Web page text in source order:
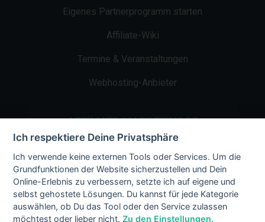
Eigenes Partnerprogramm starten
Affiliate-Wiki
Termine & Veranstaltungen
Webhosting-Anbieter
AFFILIATE-MARKETING.DE
Impressum
Kontakt
Datenschutz
Ich respektiere Deine Privatsphäre
Ich verwende keine externen Tools oder Services. Um die
Grundfunktionen der Website sicherzustellen und Dein
Online-Erlebnis zu verbessern, setzte ich auf eigene und
selbst gehostete Lösungen. Du kannst für jede Kategorie
auswählen, ob Du das Tool oder den Service zulassen
möchtest oder lieber nicht.Zu den Einstellungen.